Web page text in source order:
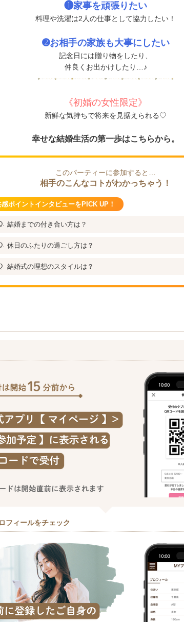
❶家事を頑張りたい
料理や洗濯は2人の仕事として協力したい！
➋お相手の家族も大事にしたい
記念日には贈り物をしたり、
仲良くお出かけしたり…♪
《初婚の女性限定》
新鮮な気持ちで将来を見据えられる♡
幸せな結婚生活の第一歩はこちらから。
このパーティーに参加すると…
相手のこんなコトがわかっちゃう！
感ポイントインタビューをPICK UP！
結婚までの付き合い方は？
休日のふたりの過ごし方は？
結婚式の理想のスタイルは？
フィールをチェック